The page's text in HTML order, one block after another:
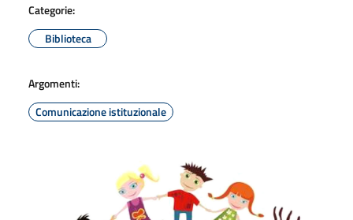
Categorie:
Biblioteca
Argomenti:
Comunicazione istituzionale